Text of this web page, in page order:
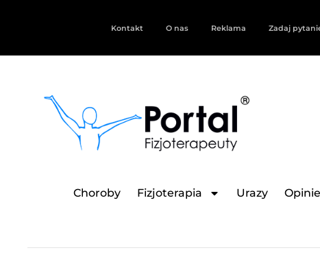
Kontakt O nas Reklama Zadaj
Choroby Fizjoterapia Urazy